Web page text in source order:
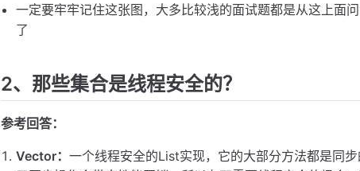
一定要牢牢记住这张图，大多比较浅的面试题都是从这上面
了
2、那些集合是线程安全的？
参考回答：
Vector：一个线程安全的List实现，它的大部分方法都是同